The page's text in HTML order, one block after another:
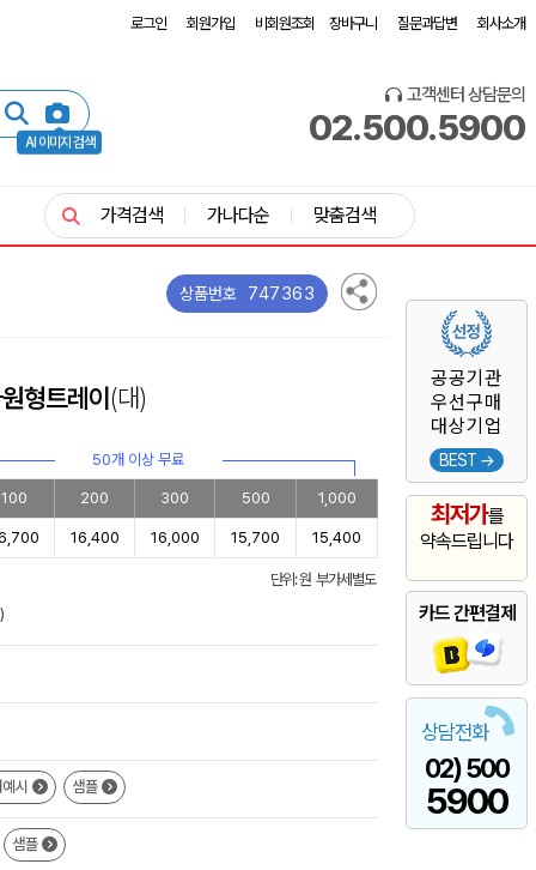
로그인 회원가입 비회원조회 장바구니 질문과답변 회사소개
AI 이미지 검색
고객센터 상담문의
02.500.5900
공공기관
우선구매
대상기업
BEST →
최저가를
약속드립니다
카드 간편결제
상담전화
02) 500
5900
가격검색 가나다순 맞춤검색
상품번호 747363
형트레이(대)
50개 이상 무료
100 200 300 500 1,000
16,400 16,000 15,700 15,400
단위: 원 부가세별도
시 샘플
샘플